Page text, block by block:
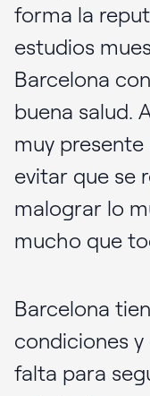
forma la
estudios
Barcelona
buena salud.
muy
evitar que se
malograr lo
mucho que
Barcelona
condiciones
falta para